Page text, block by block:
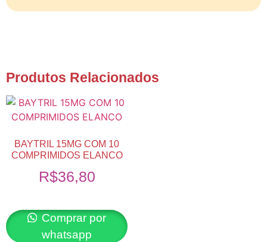
Produtos Relacionados
BAYTRIL 15MG COM 10
COMPRIMIDOS ELANCO
R$36,80
Comprar por
whatsapp